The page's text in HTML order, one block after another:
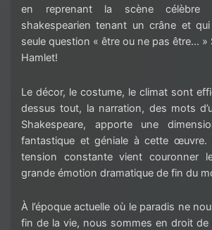
en reprenant la scène célèbre
shakespearien tenant un crâne et
seule question « être ou ne pas être… »
Hamlet!
Le décor, le costume, le climat sont
dessus tout, la narration, des mots
Shakespeare, apporte une
fantastique et géniale à cette œuvre.
tension constante vient couronner
grande émotion dramatique de fin du
À l’époque actuelle où le paradis ne
fin de la vie, nous sommes en droit de